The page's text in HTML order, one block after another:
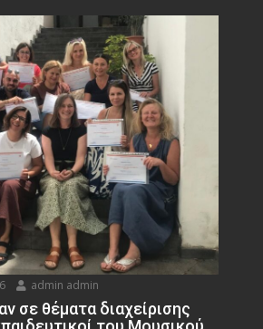
admin admin
σε θέματα διαχείρισης